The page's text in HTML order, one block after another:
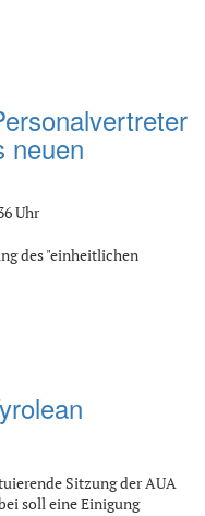
neuen
Uhr
des "einheitlichen
Sitzung der AUA
soll eine Einigung